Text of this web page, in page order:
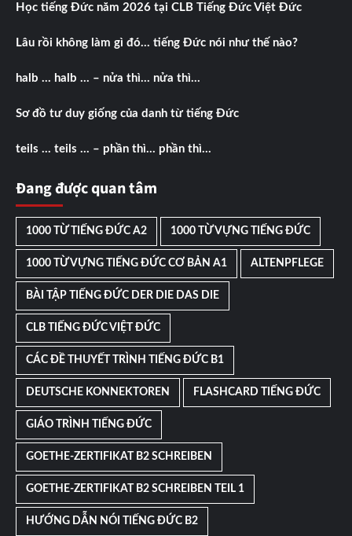
Học tiếng Đức năm 2026 tại CLB Tiếng Đức Việt Đức
Lâu rồi không làm gì đó… tiếng Đức nói như thế nào?
halb … halb … – nửa thì… nửa thì…
Sơ đồ tư duy giống của danh từ tiếng Đức
teils … teils … – phần thì… phần thì…
Đang được quan tâm
1000 TỪ TIẾNG ĐỨC A2 1000 TỪ VỰNG TIẾNG ĐỨC
1000 TỪ VỰNG TIẾNG ĐỨC CƠ BẢN A1 ALTENPFLEGE
BÀI TẬP TIẾNG ĐỨC DER DIE DAS DIE
CLB TIẾNG ĐỨC VIỆT ĐỨC
CÁC ĐỀ THUYẾT TRÌNH TIẾNG ĐỨC B1
DEUTSCHE KONNEKTOREN FLASHCARD TIẾNG ĐỨC
GIÁO TRÌNH TIẾNG ĐỨC
GOETHE-ZERTIFIKAT B2 SCHREIBEN
GOETHE-ZERTIFIKAT B2 SCHREIBEN TEIL 1
HƯỚNG DẪN NÓI TIẾNG ĐỨC B2